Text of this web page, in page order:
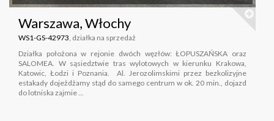
Warszawa, Włochy
WS1-GS-42973, działka na sprzedaż
Działka położona w rejonie dwóch węzłów: ŁOPUSZAŃSKA oraz
SALOMEA. W sąsiedztwie tras wylotowych w kierunku Krakowa,
Katowic, Łodzi i Poznania. Al. Jerozolimskimi przez bezkolizyjne
estakady dojeżdżamy stąd do samego centrum w ok. 20 min., dojazd
do lotniska zajmie ...